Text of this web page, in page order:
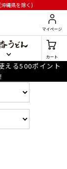
縄県を除く)
マイページ
カート
える500ポイント